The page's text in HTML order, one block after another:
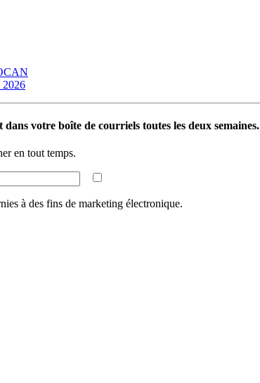
2026
votre boîte de courriels toutes les deux semaines.
en tout temps.
à des fins de marketing électronique.